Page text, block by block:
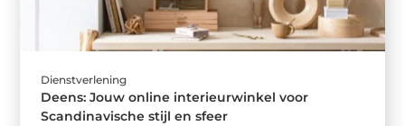
Dienstverlening
Deens: Jouw online interieurwinkel voor
Scandinavische stijl en sfeer